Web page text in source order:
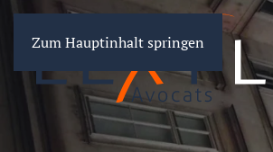
Zum Hauptinhalt springen